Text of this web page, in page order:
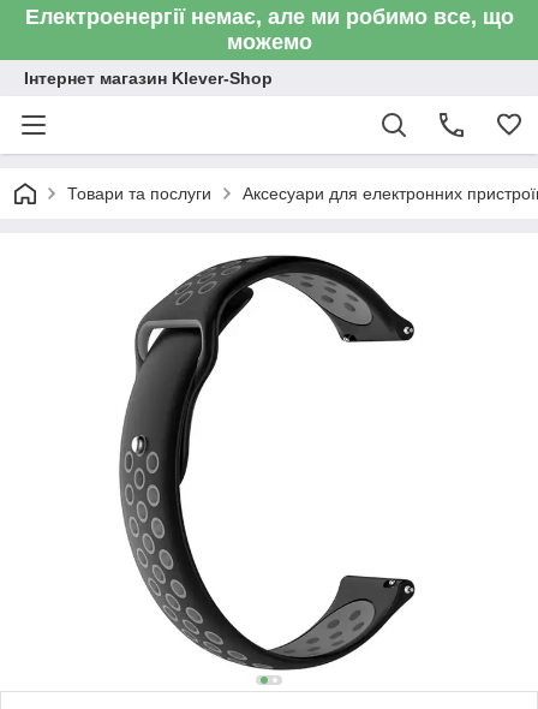
Електроенергії немає, але ми робимо все, що
можемо
Інтернет магазин Klever-Shop
Товари та послуги Аксесуари для електронних